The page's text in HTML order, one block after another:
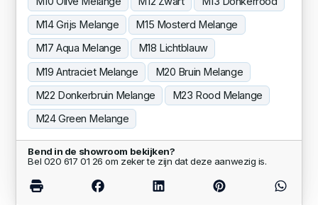
M14 Grijs Melange
M15 Mosterd Melange
M17 Aqua Melange
M18 Lichtblauw
M19 Antraciet Melange
M20 Bruin Melange
M22 Donkerbruin Melange
M23 Rood Melange
M24 Green Melange
Bend in de showroom bekijken?
Bel 020 617 01 26 om zeker te zijn dat deze aanwezig is.